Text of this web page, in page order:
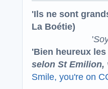
'Ils ne sont
La Boétie)
'
'Bien heureux
selon St Emilion,
Smile, you're on